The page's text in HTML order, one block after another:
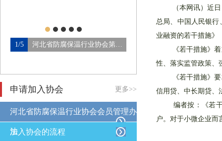
1/5 河北省防腐保温行业协会第四…
申请加入协会 更多>>
河北省防腐保温行业协会会员管理办
法
加入协会的流程
（本网讯）近日，
总局、中国人民银行
业融资的若干措施》
《若干措施》着重
性、落实监管政策、
《若干措施》要求
信用贷、中长期贷、
编者按：《若干措
户。对于小微企业而